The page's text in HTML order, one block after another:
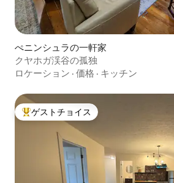
ぺニンシュラの一軒家
クヤホガ渓谷の孤独
ロケーション · 価格 · キッチン
大好評のゲストチョイスです。
ゲストチョイス